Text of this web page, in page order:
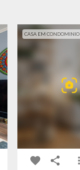
CASA EM CONDOMINIO